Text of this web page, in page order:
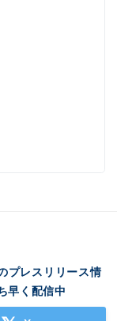
プレスリリース情
早く配信中